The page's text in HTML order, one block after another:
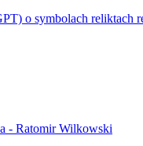
o symbolach reliktach
- Ratomir Wilkowski